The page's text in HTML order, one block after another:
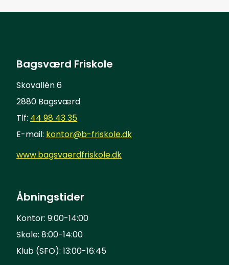
Bagsværd Friskole
Skovallén 6
2880 Bagsværd
Tlf: 44 98 43 35
E-mail: kontor@b-friskole.dk
www.bagsvaerdfriskole.dk
Åbningstider
Kontor: 9:00-14:00
Skole: 8:00-14:00
Klub (SFO): 13:00-16:45